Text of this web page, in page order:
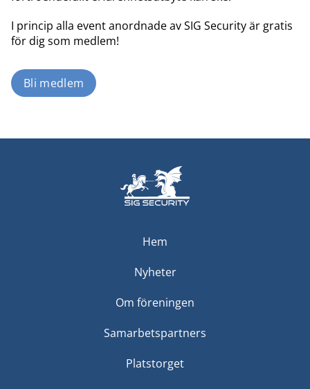
I princip alla event anordnade av SIG Security är gratis
för dig som medlem!
Bli medlem
Hem
Nyheter
Om föreningen
Samarbetspartners
Platstorget